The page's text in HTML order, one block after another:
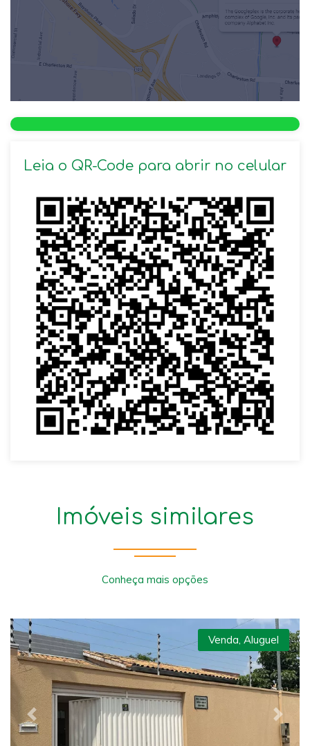
Leia o QR-Code para abrir no celular
Imóveis similares
Conheça mais opções
Previous Next
Venda, Aluguel